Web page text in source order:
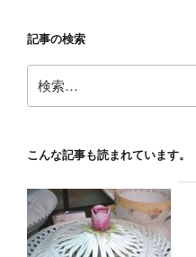
記事の検索
索:
こんな記事も読まれています。